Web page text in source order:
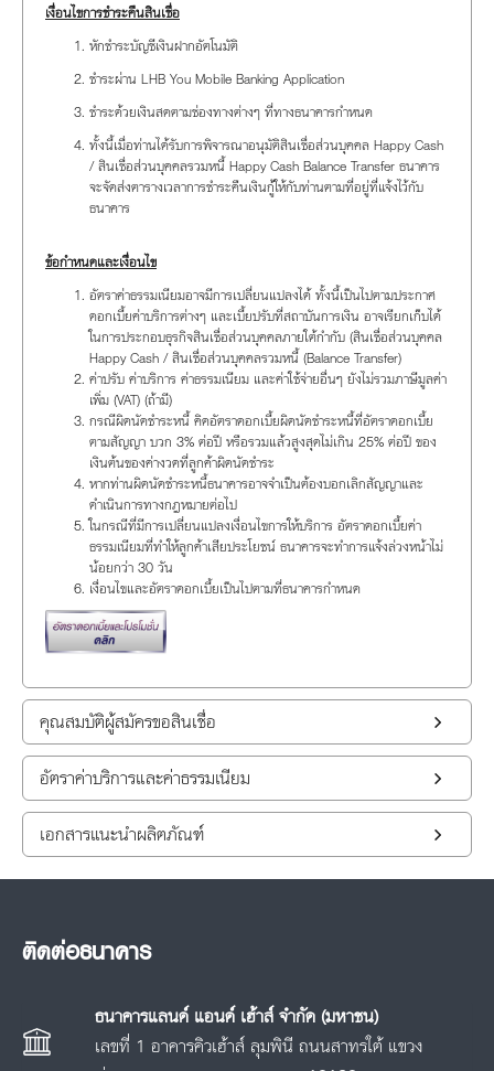
เงื่อนไขการชำระคืนสินเชื่อ
หักชำระบัญชีเงินฝากอัตโนมัติ
ชำระผ่าน LHB You Mobile Banking Application
ชำระด้วยเงินสดตามช่องทางต่างๆ ที่ทางธนาคารกำหนด
ทั้งนี้เมื่อท่านได้รับการพิจารณาอนุมัติสินเชื่อส่วนบุคคล Happy Cash
/ สินเชื่อส่วนบุคคลรวมหนี้ Happy Cash Balance Transfer ธนาคาร
จะจัดส่งตารางเวลาการชำระคืนเงินกู้ให้กับท่านตามที่อยู่ที่แจ้งไว้กับ
ธนาคาร
ข้อกำหนดและเงื่อนไข
อัตราค่าธรรมเนียมอาจมีการเปลี่ยนแปลงได้ ทั้งนี้เป็นไปตามประกาศ
ดอกเบี้ยค่าบริการต่างๆ และเบี้ยปรับที่สถาบันการเงิน อาจเรียกเก็บได้
ในการประกอบธุรกิจสินเชื่อส่วนบุคคลภายใต้กำกับ (สินเชื่อส่วนบุคคล
Happy Cash / สินเชื่อส่วนบุคคลรวมหนี้ (Balance Transfer)
ค่าปรับ ค่าบริการ ค่าธรรมเนียม และค่าใช้จ่ายอื่นๆ ยังไม่รวมภาษีมูลค่า
เพิ่ม (VAT) (ถ้ามี)
กรณีผิดนัดชำระหนี้ คิดอัตราดอกเบี้ยผิดนัดชำระหนี้ที่อัตราดอกเบี้ย
ตามสัญญา บวก 3% ต่อปี หรือรวมแล้วสูงสุดไม่เกิน 25% ต่อปี ของ
เงินต้นของค่างวดที่ลูกค้าผิดนัดชำระ
หากท่านผิดนัดชำระหนี้ธนาคารอาจจำเป็นต้องบอกเลิกสัญญาและ
ดำเนินการทางกฎหมายต่อไป
ในกรณีที่มีการเปลี่ยนแปลงเงื่อนไขการให้บริการ อัตราดอกเบี้ยค่า
ธรรมเนียมที่ทำให้ลูกค้าเสียประโยชน์ ธนาคารจะทำการแจ้งล่วงหน้าไม่
น้อยกว่า 30 วัน
เงื่อนไขและอัตราดอกเบี้ยเป็นไปตามที่ธนาคารกำหนด
คุณสมบัติผู้สมัครขอสินเชื่อ
อัตราค่าบริการและค่าธรรมเนียม
เอกสารแนะนำผลิตภัณฑ์
ติดต่อธนาคาร
ธนาคารแลนด์ แอนด์ เฮ้าส์ จำกัด (มหาชน)
เลขที่ 1 อาคารคิวเฮ้าส์ ลุมพินี ถนนสาทรใต้ แขวง